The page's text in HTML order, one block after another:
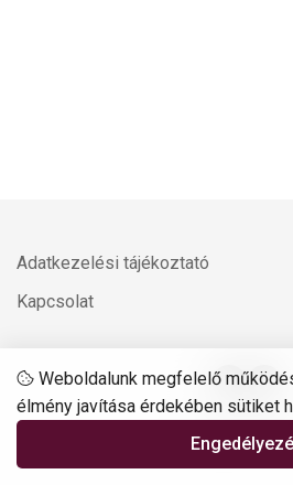
Adatkezelési tájékoztató
Kapcsolat
Weboldalunk megfelelő
élmény javítása érdekében sütiket